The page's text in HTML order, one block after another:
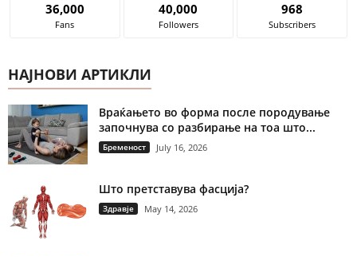
36,000
Fans
40,000
Followers
968
Subscribers
НАЈНОВИ АРТИКЛИ
Враќањето во форма после породување
започнува со разбирање на тоа што...
Бременост July 16, 2026
Што претставува фасција?
Здравје May 14, 2026